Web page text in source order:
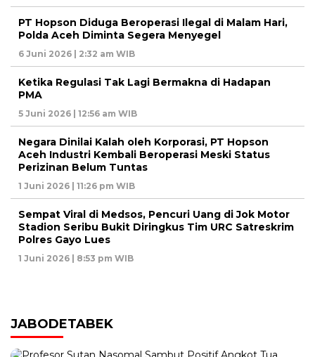
PT Hopson Diduga Beroperasi Ilegal di Malam Hari,
Polda Aceh Diminta Segera Menyegel
6 Juni 2026 | 2:32 am WIB
Ketika Regulasi Tak Lagi Bermakna di Hadapan
PMA
5 Juni 2026 | 12:56 am WIB
Negara Dinilai Kalah oleh Korporasi, PT Hopson
Aceh Industri Kembali Beroperasi Meski Status
Perizinan Belum Tuntas
1 Juni 2026 | 11:26 pm WIB
Sempat Viral di Medsos, Pencuri Uang di Jok Motor
Stadion Seribu Bukit Diringkus Tim URC Satreskrim
Polres Gayo Lues
1 Juni 2026 | 8:53 pm WIB
JABODETABEK